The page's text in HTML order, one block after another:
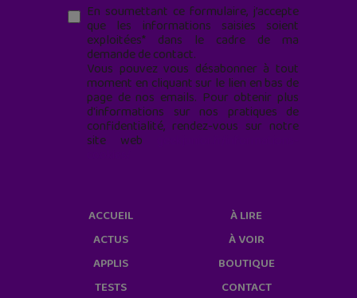
En soumettant ce formulaire, j’accepte
que les informations saisies soient
exploitées* dans le cadre de ma
demande de contact.
Vous pouvez vous désabonner à tout
moment en cliquant sur le lien en bas de
page de nos emails. Pour obtenir plus
d'informations sur nos pratiques de
confidentialité, rendez-vous sur notre
site web
ACCUEIL
ACTUS
APPLIS
TESTS
À LIRE
À VOIR
BOUTIQUE
CONTACT